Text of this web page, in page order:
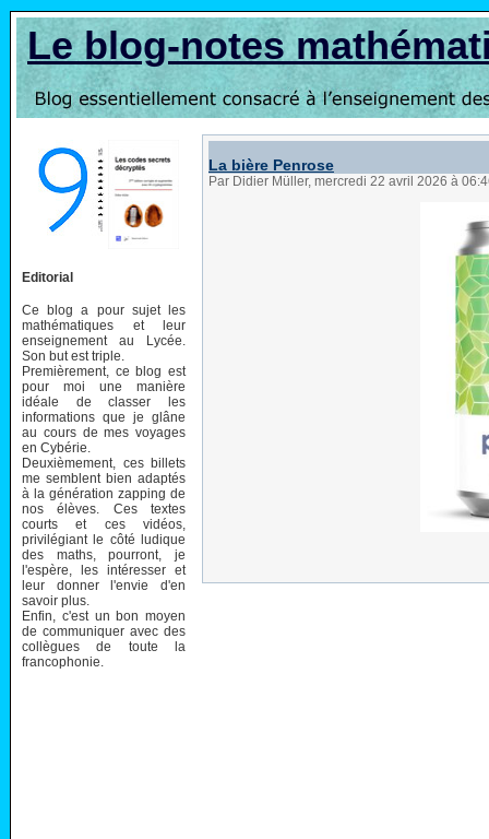
Le blog-notes
Editorial
Ce blog a pour sujet les
mathématiques et leur
enseignement au Lycée.
Son but est triple.
Premièrement, ce blog est
pour moi une manière
idéale de classer les
informations que je glâne
au cours de mes voyages
en Cybérie.
Deuxièmement, ces billets
me semblent bien adaptés
à la génération zapping de
nos élèves. Ces textes
courts et ces vidéos,
privilégiant le côté ludique
des maths, pourront, je
l'espère, les intéresser et
leur donner l'envie d'en
savoir plus.
Enfin, c'est un bon moyen
de communiquer avec des
collègues de toute la
francophonie.
La bière Penrose
Par Didier Müller, mercredi 22 avril 2026 à